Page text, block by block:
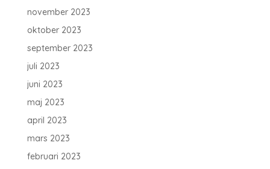
november 2023
oktober 2023
september 2023
juli 2023
juni 2023
maj 2023
april 2023
mars 2023
februari 2023